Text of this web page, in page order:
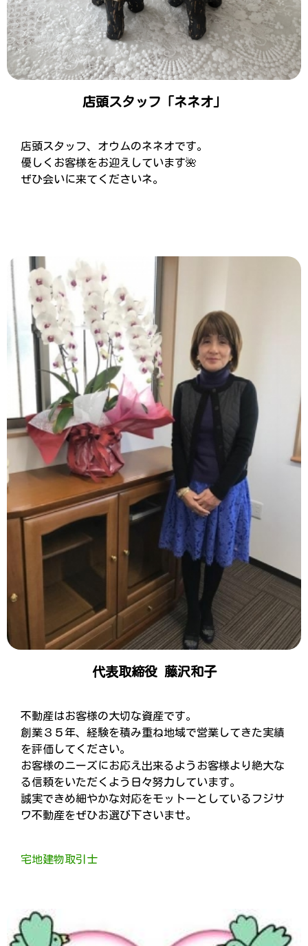
店頭スタッフ「ネネオ」
店頭スタッフ、オウムのネネオです。
優しくお客様をお迎えしています🌺
ぜひ会いに来てくださいネ。
代表取締役 藤沢和子
不動産はお客様の大切な資産です。
創業３５年、経験を積み重ね地域で営業してきた実績
を評価してください。
お客様のニーズにお応え出来るようお客様より絶大な
る信頼をいただくよう日々努力しています。
誠実できめ細やかな対応をモットーとしているフジサ
ワ不動産をぜひお選び下さいませ。
宅地建物取引士